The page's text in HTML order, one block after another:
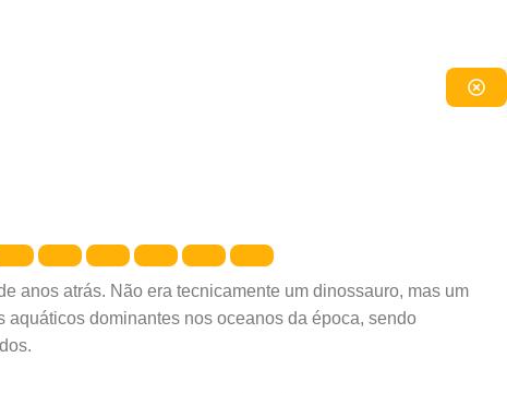
anos atrás. Não era tecnicamente um dinossauro, mas um
dominantes nos oceanos da época, sendo